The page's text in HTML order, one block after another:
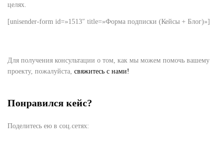
целях.
[unisender-form id=»1513″ title=»Форма подписки (Кейсы + Блог)»]
Для получения консультации о том, как мы можем помочь вашему
проекту, пожалуйста, свяжитесь с нами!
Понравился кейс?
Поделитесь ею в соц.сетях: